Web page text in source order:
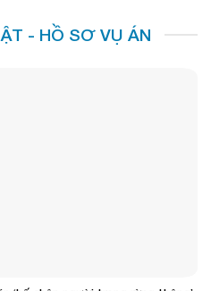
- HỒ SƠ VỤ ÁN